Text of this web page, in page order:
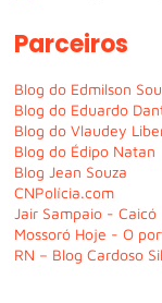
Parceiros
Blog do Edmilson
Blog do Eduardo
Blog do Vlaudey
Blog do Édipo Natan
Blog Jean Souza
CNPolícia.com
Jair Sampaio - Caicó
Mossoró Hoje - O
RN – Blog Cardoso